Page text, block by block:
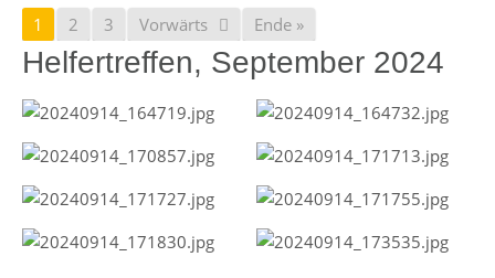
1 2 3 Vorwärts Ende »
Helfertreffen, September 2024